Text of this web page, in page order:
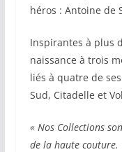
héros : Antoine de
Inspirantes à plus
naissance à trois
liés à quatre de
Sud, Citadelle et
« Nos Collections
de la haute couture.